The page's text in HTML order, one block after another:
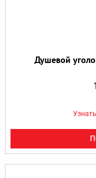
Душевой